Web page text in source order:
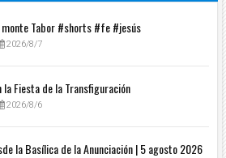
Tabor #shorts #fe #jesús
2026/8/7
la Fiesta de la Transfiguración
2026/8/6
la Basílica de la Anunciación | 5 agosto 2026